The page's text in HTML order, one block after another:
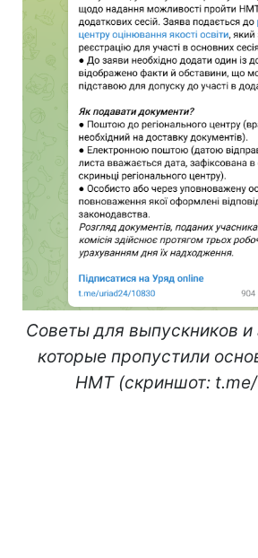
Советы для выпускников и
которые пропустили
НМТ (скриншот: